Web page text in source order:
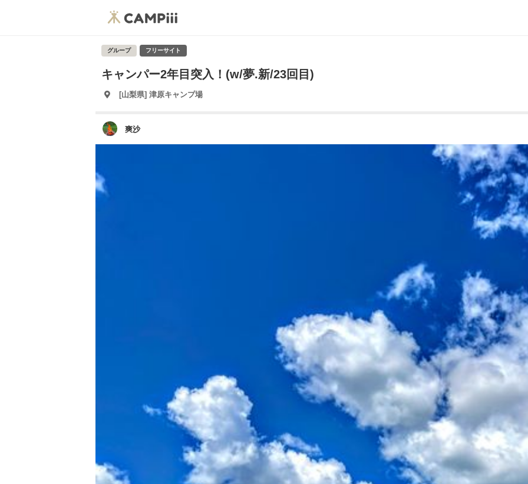
グループ フリーサイト
キャンパー2年目突入！(w/夢.新/23回目)
[山梨県] 津原キャンプ場
爽沙